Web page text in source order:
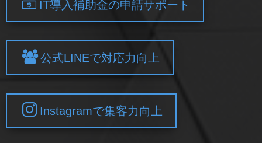
IT導入補助金の申請サポート
公式LINEで対応力向上
Instagramで集客力向上